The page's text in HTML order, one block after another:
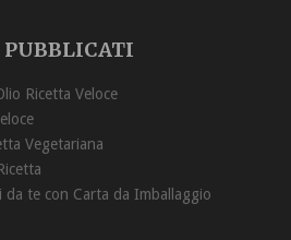
Melanzane Arrosto Sott’Olio Ricetta ‏Veloce
Vegetariana
da te con Carta da Imballaggio